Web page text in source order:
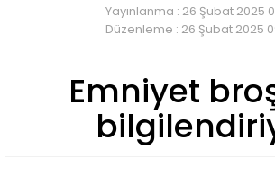
Yayınlanma : 26 Şubat 2025
Düzenleme : 26 Şubat 2025
Emniyet